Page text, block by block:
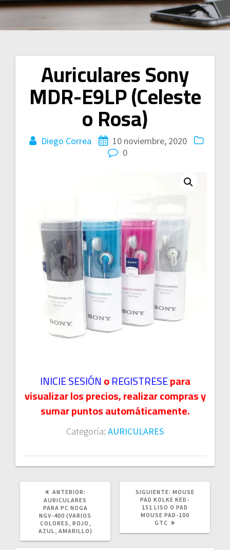
Auriculares Sony
MDR-E9LP (Celeste
o Rosa)
Diego Correa
10 noviembre, 2020
0
INICIE SESIÓNoREGISTRESEpara
visualizar los precios, realizar compras y
sumar puntos automáticamente.
Categoría: AURICULARES
Navegación
de
entradas
ANTERIOR:
ANTERIOR:
AURICULARES
PARA PC NOGA
NGV-400 (VARIOS
COLORES, ROJO,
AZUL, AMARILLO)
SIGUIENTE: SIGUIENTE
POST:
MOUSE
PAD KOLKE KED-
151 LISO O PAD
MOUSE PAD-100
GTC